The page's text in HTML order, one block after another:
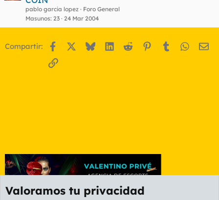
pablo garcia lopez
Foro General
Masunos 23 24 Mar 2004
Compartir: Facebook BlueskyLinkedIn
Reddit Pinterest
Tumblr
Enlace
Valoramos tu privacidad